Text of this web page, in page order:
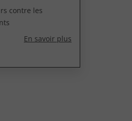
contre les
En savoir plus